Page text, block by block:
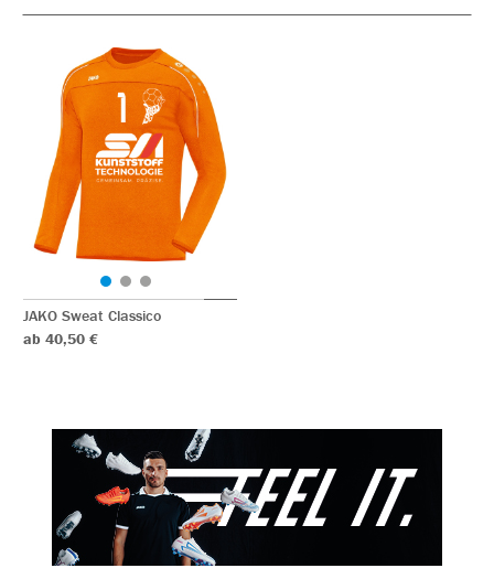
JAKO Sweat Classico
ab 40,50 €